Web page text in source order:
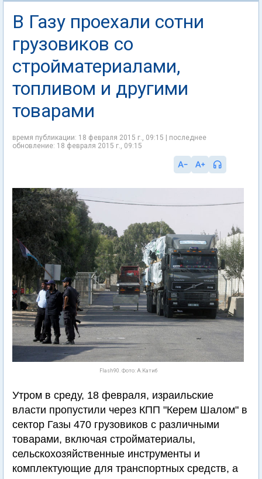
В Газу проехали сотни
грузовиков со
стройматериалами,
топливом и другими
товарами
время публикации: 18 февраля 2015 г., 09:15 | последнее
обновление: 18 февраля 2015 г., 09:15
Flash90. Фото: А.Катиб
Утром в среду, 18 февраля, израильские
власти пропустили через КПП "Керем Шалом" в
сектор Газы 470 грузовиков с различными
товарами, включая стройматериалы,
сельскохозяйственные инструменты и
комплектующие для транспортных средств, а